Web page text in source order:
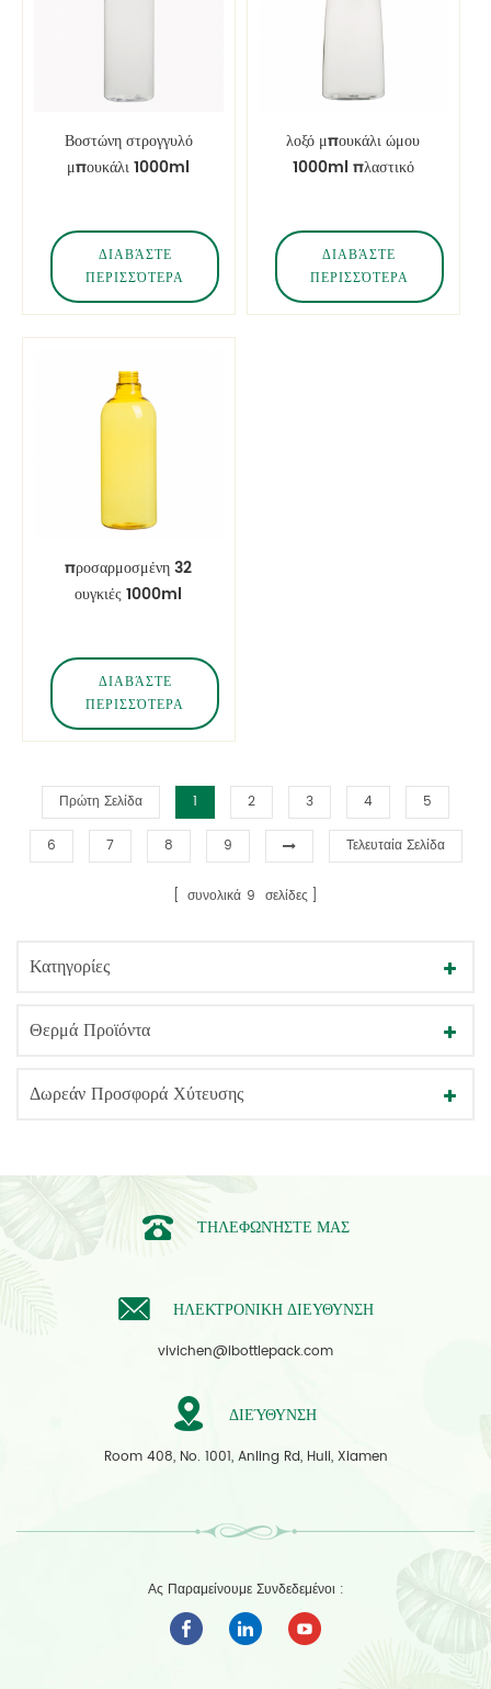
Βοστώνη στρογγυλό
μπουκάλι 1000ml
ΔΙΑΒΆΣΤΕ
ΠΕΡΙΣΣΌΤΕΡΑ
λοξό μπουκάλι ώμου
1000ml πλαστικό
ΔΙΑΒΆΣΤΕ
ΠΕΡΙΣΣΌΤΕΡΑ
προσαρμοσμένη 32
ουγκιές 1000ml
ΔΙΑΒΆΣΤΕ
ΠΕΡΙΣΣΌΤΕΡΑ
Πρώτη Σελίδα 1 2 3 4 5
6 7 8 9 Τελευταία Σελίδα
συνολικά 9 σελίδες
Κατηγορίες
Θερμά Προϊόντα
Δωρεάν Προσφορά Χύτευσης
ΤΗΛΕΦΩΝΉΣΤΕ ΜΑΣ
ΗΛΕΚΤΡΟΝΙΚΗ ΔΙΕΥΘΥΝΣΗ
vivichen@ibottlepack.com
ΔΙΕΎΘΥΝΣΗ
Room 408, No. 1001, Anling Rd, Huli, Xiamen
Ας Παραμείνουμε Συνδεδεμένοι :